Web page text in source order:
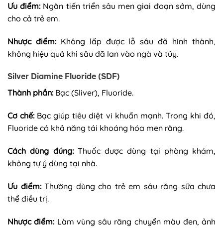
Ưu điểm: Ngăn tiến triển sâu men giai đoạn sớm, dùng
cho cả trẻ em.
Nhược điểm: Không lấp được lỗ sâu đã hình thành,
không hiệu quả khi sâu đã lan vào ngà và tủy.
Silver Diamine Fluoride (SDF)
Thành phần: Bạc (Sliver), Fluoride.
Cơ chế:Bạc giúp tiêu diệt vi khuẩn mạnh. Trong khi đó,
Fluoride có khả năng tái khoáng hóa men răng.
Cách dùng đúng: Thuốc được dùng tại phòng khám,
không tự ý dùng tại nhà.
Ưu điểm: Thường dùng cho trẻ em sâu răng sữa chưa
thể điều trị.
Nhược điểm:Làm vùng sâu răng chuyển màu đen, ảnh